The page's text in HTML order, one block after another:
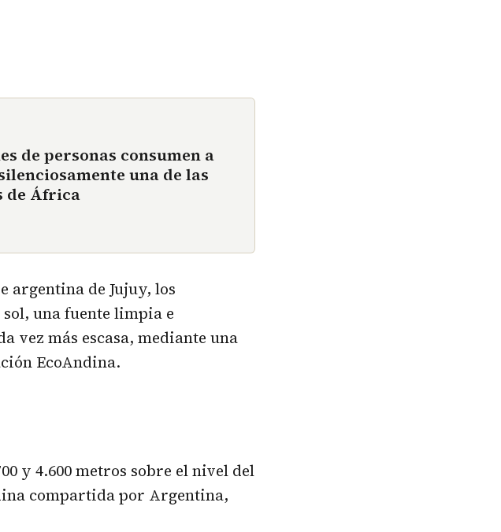
de personas consumen a
una de las
de África
argentina de Jujuy, los
una fuente limpia e
vez más escasa, mediante una
EcoAndina.
y 4.600 metros sobre el nivel del
compartida por Argentina,